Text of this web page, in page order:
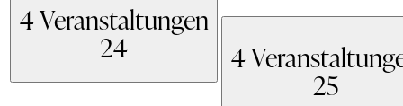
4 Veranstaltungen
24 4
25